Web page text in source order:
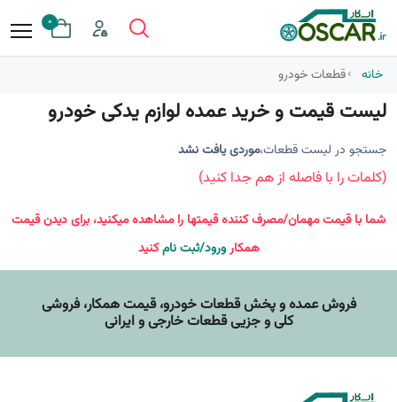
0
خانه قطعات خودرو
لیست قیمت و خرید عمده لوازم یدکی خودرو
جستجو در لیست قطعات،موردی یافت نشد
(کلمات را با فاصله از هم جدا کنید)
شما با قیمت مهمان/مصرف کننده قیمتها را مشاهده میکنید، برای دیدن قیمت
همکارورود/ثبت نامکنید
فروش عمده و پخش قطعات خودرو، قيمت همکار، فروشی
کلی و جزیی قطعات خارجی و ایرانی